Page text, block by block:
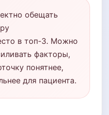
обещать
в топ-3. Можно
факторы,
понятнее,
для пациента.